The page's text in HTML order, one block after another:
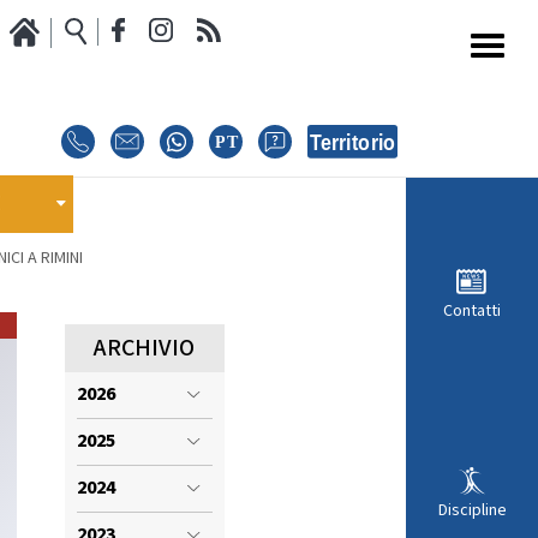
Contatti
Discipline
A RIMINI
MODULISTICA RICHIESTA COMPETIZIONI
ISCRIZIONE COMPETIZIONI
INTERNAZIONALI
REGOLAMENTI E COMUNICAZIONI
ARCHIVIO
2026
2025
2024